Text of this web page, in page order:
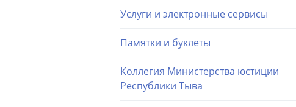
Услуги и электронные сервисы
Памятки и буклеты
Коллегия Министерства юстиции
Республики Тыва